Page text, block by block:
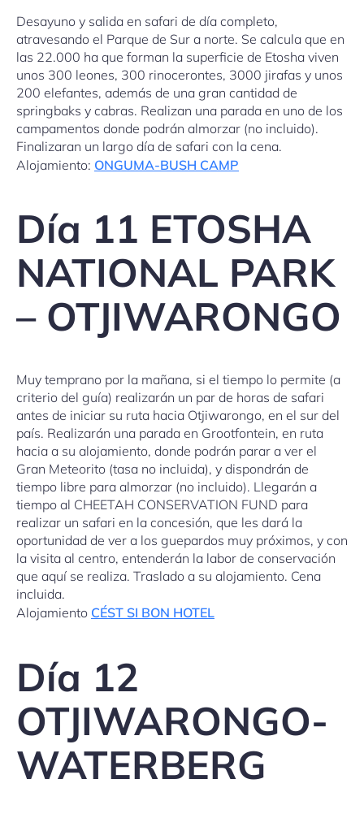
Desayuno y salida en safari de día completo,
atravesando el Parque de Sur a norte. Se calcula que en
las 22.000 ha que forman la superficie de Etosha viven
unos 300 leones, 300 rinocerontes, 3000 jirafas y unos
200 elefantes, además de una gran cantidad de
springbaks y cabras. Realizan una parada en uno de los
campamentos donde podrán almorzar (no incluido).
Finalizaran un largo día de safari con la cena.
Alojamiento: ONGUMA-BUSH CAMP
Día 11 ETOSHA
NATIONAL PARK
– OTJIWARONGO
Muy temprano por la mañana, si el tiempo lo permite (a
criterio del guía) realizarán un par de horas de safari
antes de iniciar su ruta hacia Otjiwarongo, en el sur del
país. Realizarán una parada en Grootfontein, en ruta
hacia a su alojamiento, donde podrán parar a ver el
Gran Meteorito (tasa no incluida), y dispondrán de
tiempo libre para almorzar (no incluido). Llegarán a
tiempo al CHEETAH CONSERVATION FUND para
realizar un safari en la concesión, que les dará la
oportunidad de ver a los guepardos muy próximos, y con
la visita al centro, entenderán la labor de conservación
que aquí se realiza. Traslado a su alojamiento. Cena
incluida.
Alojamiento CÉST SI BON HOTEL
Día 12
OTJIWARONGO-
WATERBERG